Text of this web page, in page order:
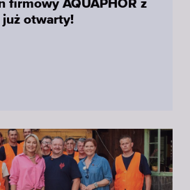
firmowy AQUAPHOR z
otwarty!